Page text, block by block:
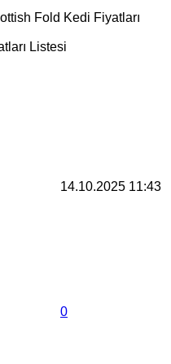
Fold Kedi Fiyatları
14.10.2025 11:43
0